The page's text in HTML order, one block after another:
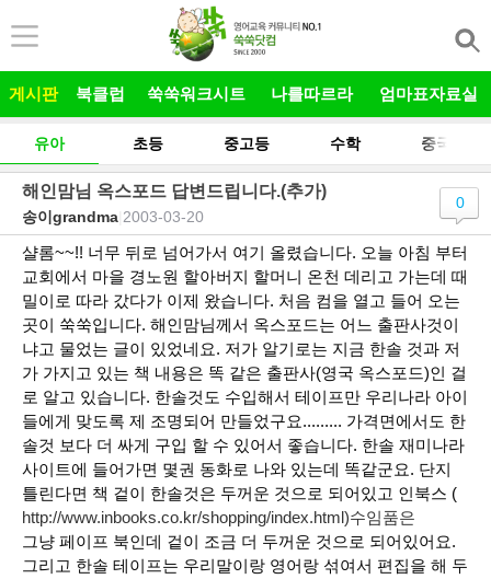
게시판 북클럽 쑥쑥워크시트 나를따르라 엄마표자료실
유아 초등 중고등 수학 중국어
해인맘님 옥스포드 답변드립니다.(추가)
송이grandma 2003-03-20
0
샬롬~~!! 너무 뒤로 넘어가서 여기 올렸습니다. 오늘 아침 부터
교회에서 마을 경노원 할아버지 할머니 온천 데리고 가는데 때
밀이로 따라 갔다가 이제 왔습니다. 처음 컴을 열고 들어 오는
곳이 쑥쑥입니다. 해인맘님께서 옥스포드는 어느 출판사것이
냐고 물었는 글이 있었네요. 저가 알기로는 지금 한솔 것과 저
가 가지고 있는 책 내용은 똑 같은 출판사(영국 옥스포드)인 걸
로 알고 있습니다. 한솔것도 수입해서 테이프만 우리나라 아이
들에게 맞도록 제 조명되어 만들었구요......... 가격면에서도 한
솔것 보다 더 싸게 구입 할 수 있어서 좋습니다. 한솔 재미나라
사이트에 들어가면 몇권 동화로 나와 있는데 똑같군요. 단지
틀린다면 책 겉이 한솔것은 두꺼운 것으로 되어있고 인북스 (
http://www.inbooks.co.kr/shopping/index.html)수임품은
그냥 페이프 북인데 겉이 조금 더 두꺼운 것으로 되어있어요.
그리고 한솔 테이프는 우리말이랑 영어랑 섞여서 편집을 해 두